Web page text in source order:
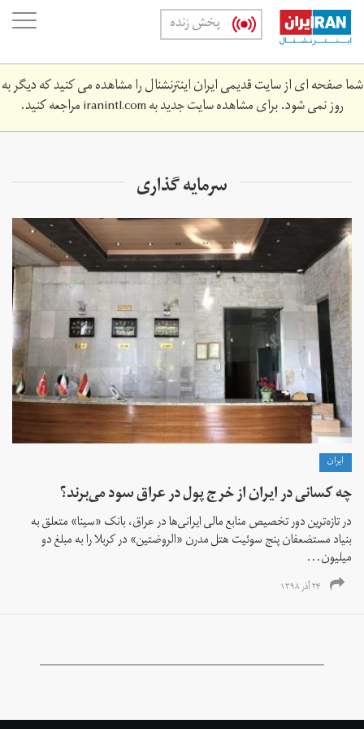
Skip
main
content
پخش زنده
شما صفحه ای از سایت قدیمی ایران اینترنشنال را مشاهده می کنید که دیگر به
روز نمی شود. برای مشاهده سایت جدید بهiranintl.comمراجعه کنید.
سرمایه گذاری
ايران
چه کسانی در ایران از خرج پول در عراق سود می‌برند؟
در تازه‌ترین دور تخصیص منابع مالی ایرانی‌ها در عراق، بانک «سینا» متعلق به
بنیاد مستضعفان پنج سوئیت هتل مدرن «الروضتین» در کربلا را به مبلغ دو
میلیون...
۲۴ آذر ۱۳۹۸